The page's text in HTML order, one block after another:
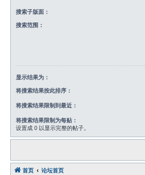
搜索子版面：
搜索范围：
显示结果为：
将搜索结果按此排序：
将搜索结果限制到最近：
将搜索结果限制为每贴：
设置成 0 以显示完整的帖子。
首页 论坛首页